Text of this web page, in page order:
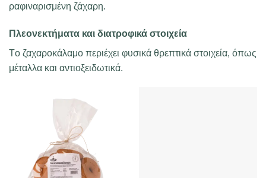
ραφιναρισμένη ζάχαρη.
Πλεονεκτήματα και διατροφικά στοιχεία
Tο ζαχαροκάλαμο περιέχει φυσικά θρεπτικά στοιχεία, όπως
μέταλλα και αντιοξειδωτικά.